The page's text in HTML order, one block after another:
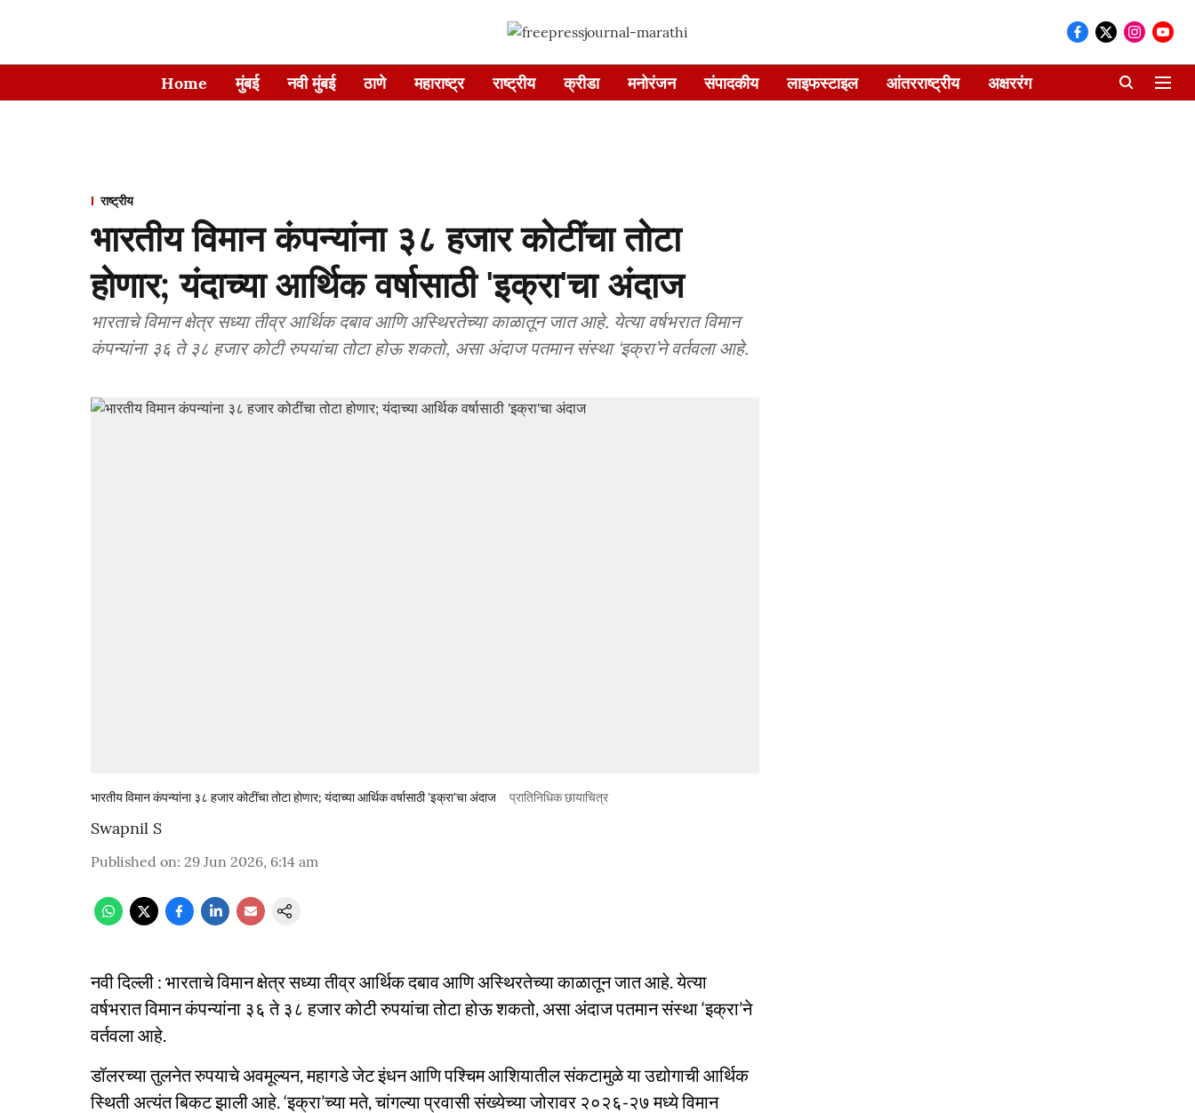
Home मुंबई नवी मुंबई ठाणे महाराष्ट्र राष्ट्रीय क्रीडा मनोरंजन संपादकीय लाइफस्टाइल आंतरराष्ट्रीय अक्षररंग
राष्ट्रीय
भारतीय विमान कंपन्यांना ३८ हजार कोटींचा तोटा
होणार; यंदाच्या आर्थिक वर्षासाठी 'इक्रा'चा अंदाज
भारताचे विमान क्षेत्र सध्या तीव्र आर्थिक दबाव आणि अस्थिरतेच्या काळातून जात आहे. येत्या वर्षभरात विमान
कंपन्यांना ३६ ते ३८ हजार कोटी रुपयांचा तोटा होऊ शकतो, असा अंदाज पतमान संस्था ‘इक्रा’ने वर्तवला आहे.
भारतीय विमान कंपन्यांना ३८ हजार कोटींचा तोटा होणार; यंदाच्या आर्थिक वर्षासाठी 'इक्रा'चा अंदाज प्रातिनिधिक छायाचित्र
Swapnil S
Published on: 29 Jun 2026, 6:14 am
नवी दिल्ली : भारताचे विमान क्षेत्र सध्या तीव्र आर्थिक दबाव आणि अस्थिरतेच्या काळातून जात आहे. येत्या
वर्षभरात विमान कंपन्यांना ३६ ते ३८ हजार कोटी रुपयांचा तोटा होऊ शकतो, असा अंदाज पतमान संस्था ‘इक्रा’ने
वर्तवला आहे.
डॉलरच्या तुलनेत रुपयाचे अवमूल्यन, महागडे जेट इंधन आणि पश्चिम आशियातील संकटामुळे या उद्योगाची आर्थिक
स्थिती अत्यंत बिकट झाली आहे. ‘इक्रा’च्या मते, चांगल्या प्रवासी संख्येच्या जोरावर २०२६-२७ मध्ये विमान